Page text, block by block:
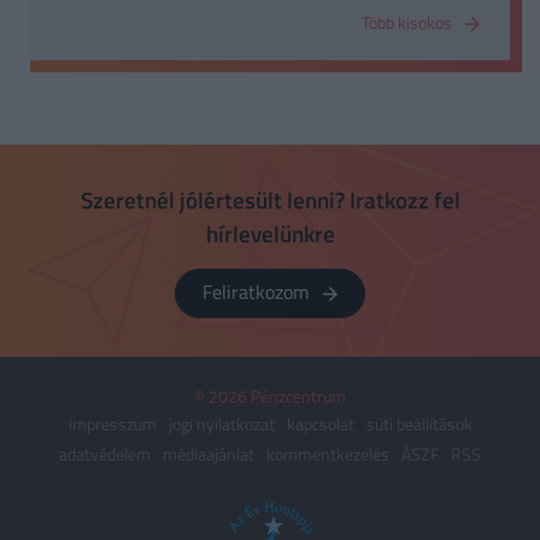
nevezzük a hitelintézetünk automatáit, ahol
általában olcsóbban vehetünk fel pénzt, mint az
Több kisokos
Szeretnél jólértesült lenni? Iratkozz fel
hírlevelünkre
Feliratkozom
© 2026 Pénzcentrum
impresszum
jogi nyilatkozat kapcsolat
süti beállítások
adatvédelem
médiaajánlat kommentkezelés ÁSZF RSS